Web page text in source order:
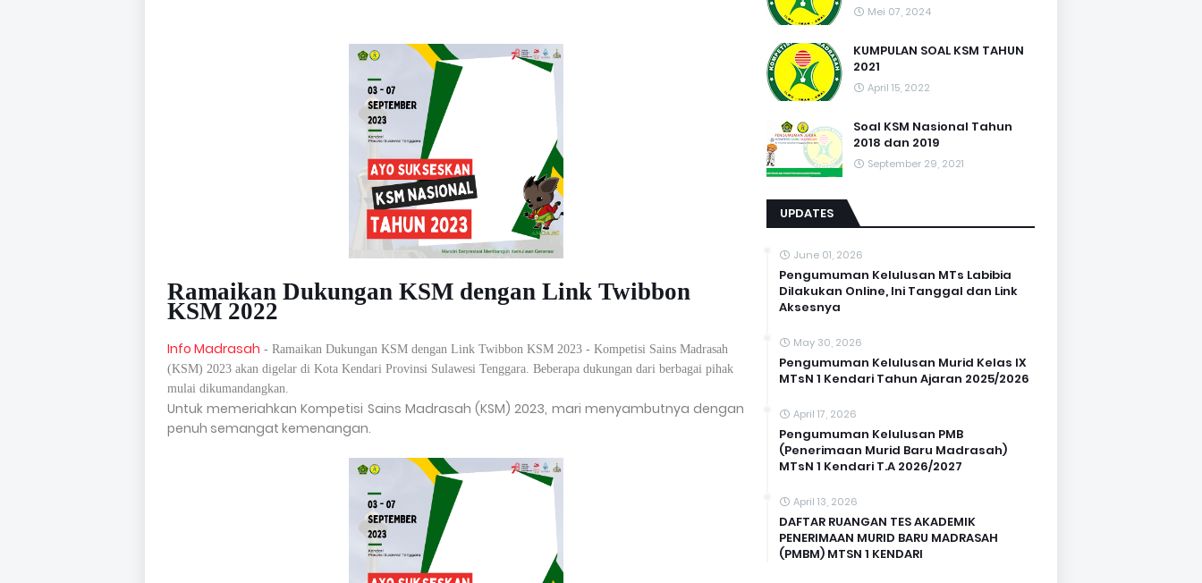
Ramaikan Dukungan KSM dengan Link Twibbon
KSM 2022
Info Madrasah - Ramaikan Dukungan KSM dengan Link Twibbon KSM 2023 - Kompetisi Sains Madrasah
(KSM) 2023 akan digelar di Kota Kendari Provinsi Sulawesi Tenggara. Beberapa dukungan dari berbagai pihak
mulai dikumandangkan.
Untuk memeriahkan Kompetisi Sains Madrasah (KSM) 2023, mari menyambutnya dengan
penuh semangat kemenangan.
Mei 07, 2024
KUMPULAN SOAL KSM TAHUN
2021
April 15, 2022
Soal KSM Nasional Tahun
2018 dan 2019
September 29, 2021
UPDATES
June 01, 2026
Pengumuman Kelulusan MTs Labibia
Dilakukan Online, Ini Tanggal dan Link
Aksesnya
May 30, 2026
Pengumuman Kelulusan Murid Kelas IX
MTsN 1 Kendari Tahun Ajaran 2025/2026
April 17, 2026
Pengumuman Kelulusan PMB
(Penerimaan Murid Baru Madrasah)
MTsN 1 Kendari T.A 2026/2027
April 13, 2026
DAFTAR RUANGAN TES AKADEMIK
PENERIMAAN MURID BARU MADRASAH
(PMBM) MTSN 1 KENDARI